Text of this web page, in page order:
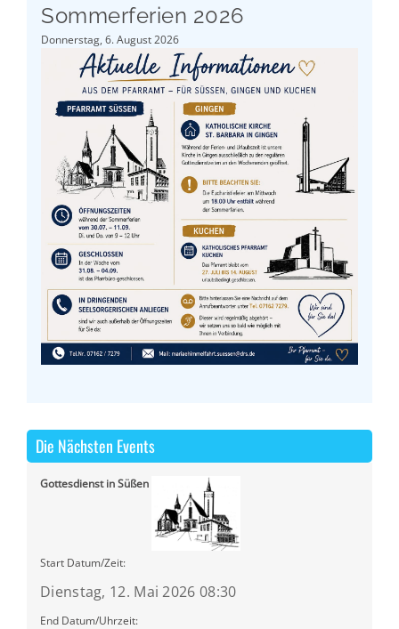
Sommerferien 2026
Donnerstag, 6. August 2026
Die Nächsten Events
Gottesdienst in Süßen
Start Datum/Zeit:
Dienstag, 12. Mai 2026 08:30
End Datum/Uhrzeit: